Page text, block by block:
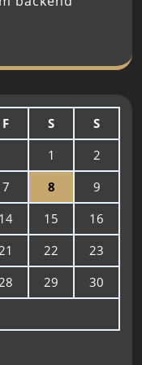
F S
S
1
2
7 8
9
14 15
16
21 22
23
28 29
30